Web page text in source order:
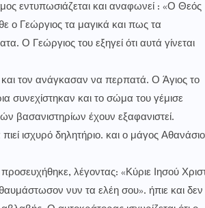
εντυπωσιάζεται και αναφωνεί : «Ο Θεός
ο Γεώργιος τα μαγικά και πως τα
Ο Γεώργιος του εξηγεί ότι αυτά γίνεται
τον ανάγκασαν να περπατά. Ο Άγιος το
συνεχίστηκαν και το σώμα του γέμισε
βασανιστηρίων έχουν εξαφανιστεί.
ισχυρό δηλητήριο. και ο μάγος
λέγοντας: «Κύριε Ιησού
νυν τα ελέη σου». ήπιε και δεν